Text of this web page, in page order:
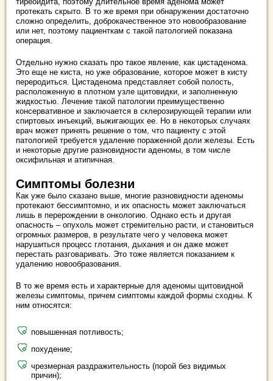
протекать скрыто. В то же время при обнаружении достаточно
сложно определить, доброкачественное это новообразование
или нет, поэтому пациенткам с такой патологией показана
операция.
Отдельно нужно сказать про такое явление, как цистаденома.
Это еще не киста, но уже образование, которое может в кисту
переродиться. Цистаденома представляет собой полость,
расположенную в плотном узле щитовидки, и заполненную
жидкостью. Лечение такой патологии преимущественно
консервативное и заключается в склерозирующей терапии или
спиртовых инъекций, выжигающих ее. Но в некоторых случаях
врач может принять решение о том, что пациенту с этой
патологией требуется удаление пораженной доли железы. Есть
и некоторые другие разновидности аденомы, в том числе
оксифильная и атипичная.
Симптомы болезни
Как уже было сказано выше, многие разновидности аденомы
протекают бессимптомно, и их опасность может заключаться
лишь в перерождении в онкологию. Однако есть и другая
опасность – опухоль может стремительно расти, и становиться
огромных размеров, в результате чего у человека может
нарушиться процесс глотания, дыхания и он даже может
перестать разговаривать. Это тоже является показанием к
удалению новообразования.
В то же время есть и характерные для аденомы щитовидной
железы симптомы, причем симптомы каждой формы сходны. К
ним относятся:
повышенная потливость;
похудение;
чрезмерная раздражительность (порой без видимых
причин);